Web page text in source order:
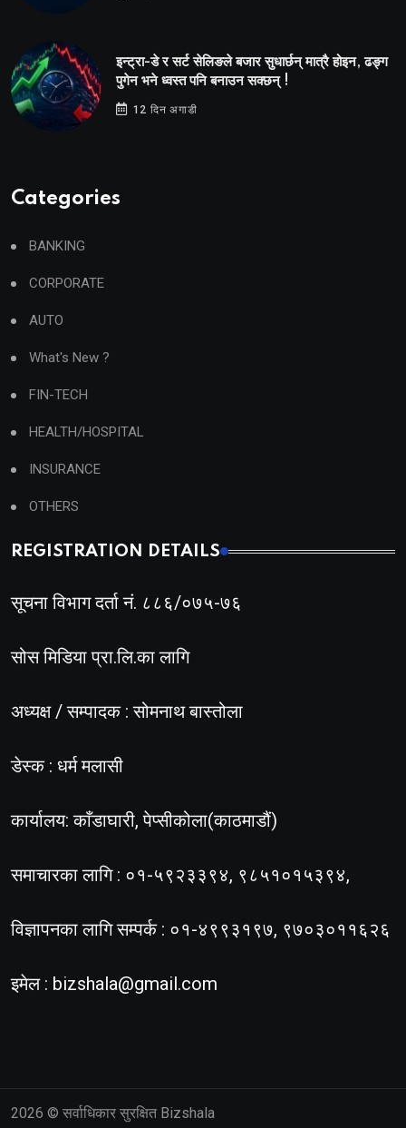
इन्ट्रा-डे र सर्ट सेलिङले बजार सुधार्छन् मात्रै होइन, ढङ्ग
पुगेन भने ध्वस्त पनि बनाउन सक्छन् !
12 दिन अगाडी
Categories
BANKING
CORPORATE
AUTO
What's New ?
FIN-TECH
HEALTH/HOSPITAL
INSURANCE
OTHERS
REGISTRATION DETAILS
सूचना विभाग दर्ता नं. ८८६/०७५-७६
सोस मिडिया प्रा.लि.का लागि
अध्यक्ष / सम्पादक : सोमनाथ बास्तोला
डेस्क : धर्म मलासी
कार्यालय: काँडाघारी, पेप्सीकोला(काठमाडौं)
समाचारका लागि : ०१-५९२३३९४, ९८५१०१५३९४,
विज्ञापनका लागि सम्पर्क : ०१-४९९३१९७, ९७०३०११६२६
इमेल : bizshala@gmail.com
2026 © सर्वाधिकार सुरक्षित Bizshala